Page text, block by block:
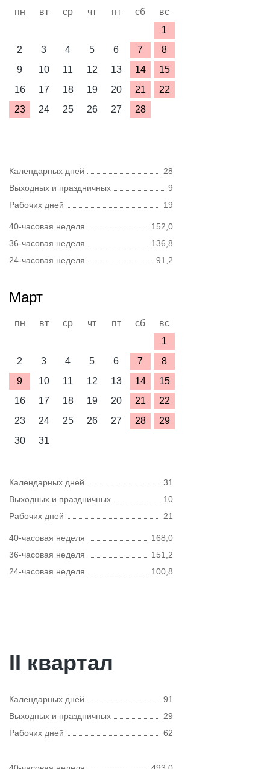
пн вт ср чт пт сб
вс
1
2
3 4 5 6 7
8
9
10 11 12 13 14
15
16
17 18 19 20 21
22
23
24 25 26 27 28
Календарных дней
28
Выходных и праздничных
9
Рабочих дней
19
40-часовая неделя
152,0
36-часовая неделя
136,8
24-часовая неделя
91,2
Март
пн вт ср чт пт сб
вс
1
2
3 4 5 6 7
8
9
10 11 12 13 14
15
16
17 18 19 20 21
22
23
24 25 26 27 28
29
30
31
Календарных дней
31
Выходных и праздничных
10
Рабочих дней
21
40-часовая неделя
168,0
36-часовая неделя
151,2
24-часовая неделя
100,8
II квартал
Календарных дней
91
Выходных и праздничных
29
Рабочих дней
62